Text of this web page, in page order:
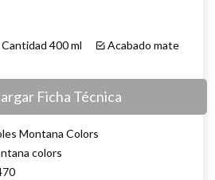
Cantidad 400 ml
Acabado mate
Ficha Técnica
Montana Colors
colors